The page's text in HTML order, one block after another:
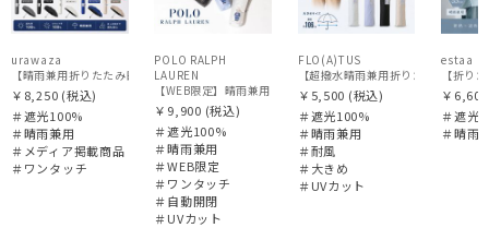
入荷状況
urawaza
￥8,250 (税込)
＃遮光100%
＃晴雨兼用
＃メディア掲載商品
＃ワンタッチ
POLO RALPH
LAUREN
【WEB限定】晴雨兼用自動開閉日傘 ポロ ラルフ ローレン（
￥9,900 (税込)
＃遮光100%
＃晴雨兼用
＃WEB限定
＃ワンタッチ
＃自動開閉
＃UVカット
FLO(A)TUS
【超撥水晴雨兼用折りたたみ日傘
￥5,500 (税込)
＃遮光100%
＃晴雨兼用
＃耐風
＃大きめ
＃UVカット
estaa
￥6,600
＃遮光
＃晴雨